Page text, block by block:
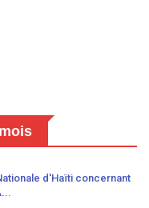
d'Haïti concernant